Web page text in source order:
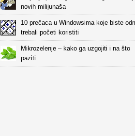
novih milijunaša
10 prečaca u Windowsima koje biste
trebali početi koristiti
Mikrozelenje – kako ga uzgojiti i na što
paziti